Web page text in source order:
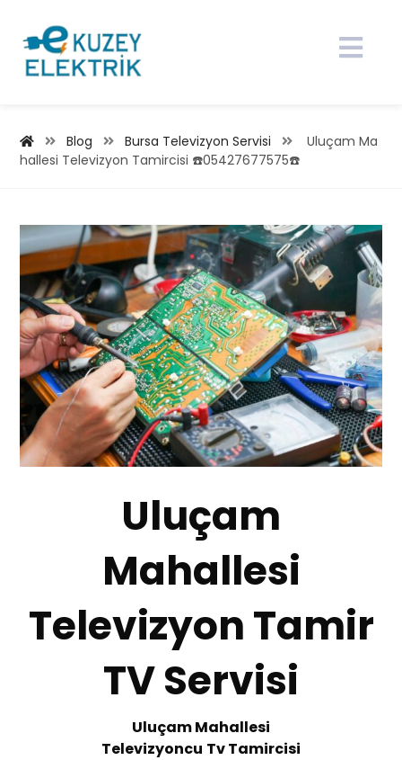
Blog Bursa Televizyon Servisi
Uluçam Ma
hallesi Televizyon Tamircisi ☎️05427677575☎️
Uluçam
Mahallesi
Televizyon Tamir
TV Servisi
Uluçam Mahallesi
Televizyoncu TvTamircisi